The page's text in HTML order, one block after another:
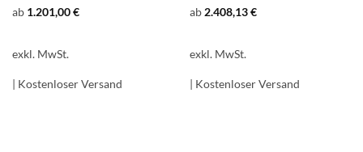
ab 1.201,00€
exkl. MwSt.
| Kostenloser Versand
ab 2.408,13€
exkl. MwSt.
| Kostenloser Versand